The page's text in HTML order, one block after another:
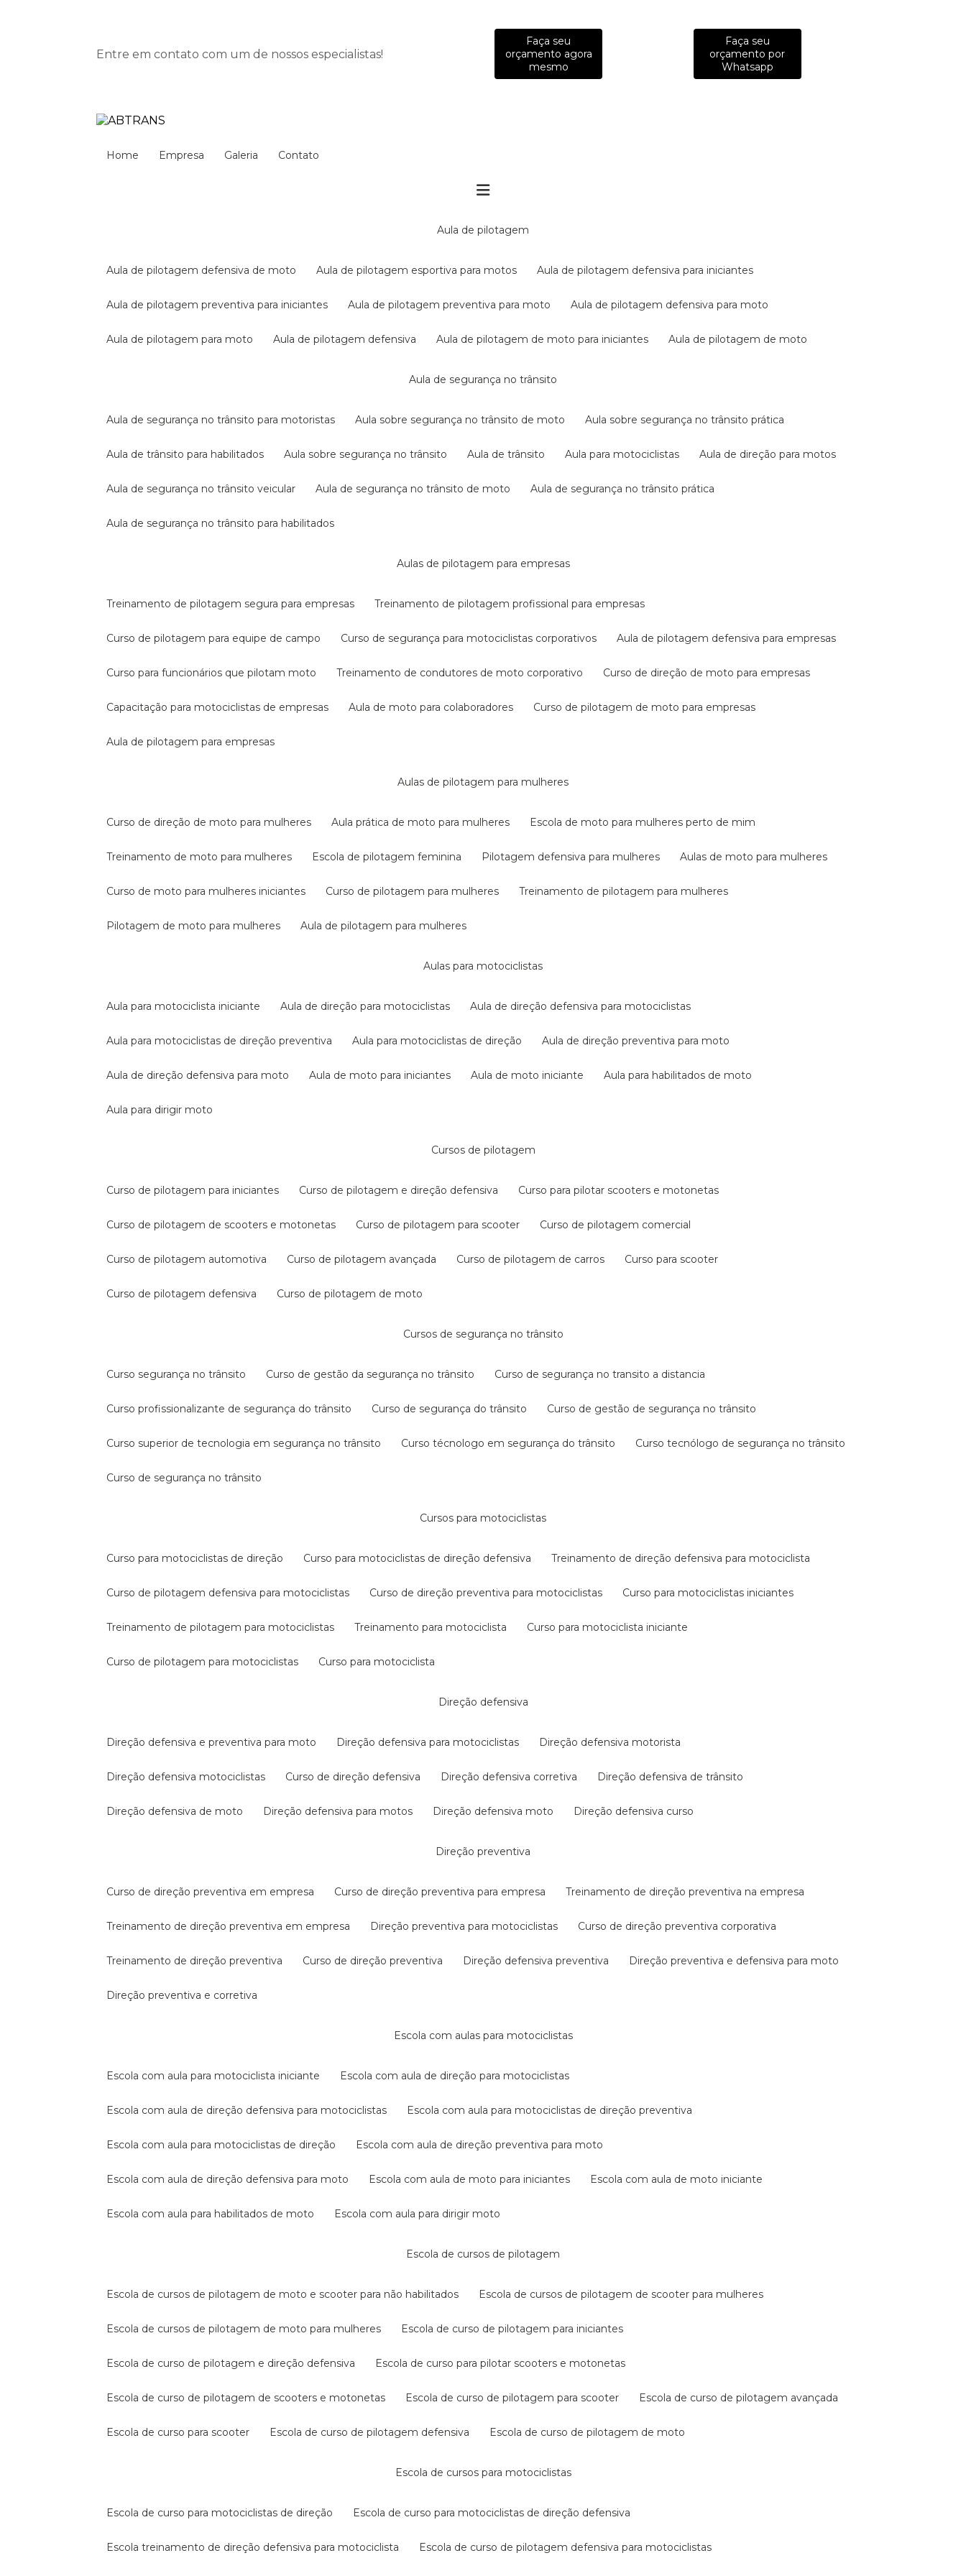
Entre em contato com um de nossos especialistas!
Faça seu
orçamento agora
mesmo
Faça seu
orçamento por
Whatsapp
Home Empresa Galeria Contato
aula de pilotagem
aula de pilotagem defensiva de moto aula de pilotagem esportiva para motos aula de pilotagem defensiva para iniciantes
aula de pilotagem preventiva para iniciantes aula de pilotagem preventiva para moto aula de pilotagem defensiva para moto
aula de pilotagem para moto aula de pilotagem defensiva aula de pilotagem de moto para iniciantes aula de pilotagem de moto
aula de segurança no trânsito
aula de segurança no trânsito para motoristas aula sobre segurança no trânsito de moto aula sobre segurança no trânsito prática
aula de trânsito para habilitados aula sobre segurança no trânsito aula de trânsito aula para motociclistas aula de direção para motos
aula de segurança no trânsito veicular aula de segurança no trânsito de moto aula de segurança no trânsito prática
aula de segurança no trânsito para habilitados
aulas de pilotagem para empresas
treinamento de pilotagem segura para empresas treinamento de pilotagem profissional para empresas
curso de pilotagem para equipe de campo curso de segurança para motociclistas corporativos aula de pilotagem defensiva para empresas
curso para funcionários que pilotam moto treinamento de condutores de moto corporativo curso de direção de moto para empresas
capacitação para motociclistas de empresas aula de moto para colaboradores curso de pilotagem de moto para empresas
aula de pilotagem para empresas
aulas de pilotagem para mulheres
curso de direção de moto para mulheres aula prática de moto para mulheres escola de moto para mulheres perto de mim
treinamento de moto para mulheres escola de pilotagem feminina pilotagem defensiva para mulheres aulas de moto para mulheres
curso de moto para mulheres iniciantes curso de pilotagem para mulheres treinamento de pilotagem para mulheres
pilotagem de moto para mulheres aula de pilotagem para mulheres
aulas para motociclistas
aula para motociclista iniciante aula de direção para motociclistas aula de direção defensiva para motociclistas
aula para motociclistas de direção preventiva aula para motociclistas de direção aula de direção preventiva para moto
aula de direção defensiva para moto aula de moto para iniciantes aula de moto iniciante aula para habilitados de moto
aula para dirigir moto
cursos de pilotagem
curso de pilotagem para iniciantes curso de pilotagem e direção defensiva curso para pilotar scooters e motonetas
curso de pilotagem de scooters e motonetas curso de pilotagem para scooter curso de pilotagem comercial
curso de pilotagem automotiva curso de pilotagem avançada curso de pilotagem de carros curso para scooter
curso de pilotagem defensiva curso de pilotagem de moto
cursos de segurança no trânsito
curso segurança no trânsito curso de gestão da segurança no trânsito curso de segurança no transito a distancia
curso profissionalizante de segurança do trânsito curso de segurança do trânsito curso de gestão de segurança no trânsito
curso superior de tecnologia em segurança no trânsito curso técnologo em segurança do trânsito curso tecnólogo de segurança no trânsito
curso de segurança no trânsito
cursos para motociclistas
curso para motociclistas de direção curso para motociclistas de direção defensiva treinamento de direção defensiva para motociclista
curso de pilotagem defensiva para motociclistas curso de direção preventiva para motociclistas curso para motociclistas iniciantes
treinamento de pilotagem para motociclistas treinamento para motociclista curso para motociclista iniciante
curso de pilotagem para motociclistas curso para motociclista
direção defensiva
direção defensiva e preventiva para moto direção defensiva para motociclistas direção defensiva motorista
direção defensiva motociclistas curso de direção defensiva direção defensiva corretiva direção defensiva de trânsito
direção defensiva de moto direção defensiva para motos direção defensiva moto direção defensiva curso
direção preventiva
curso de direção preventiva em empresa curso de direção preventiva para empresa treinamento de direção preventiva na empresa
treinamento de direção preventiva em empresa direção preventiva para motociclistas curso de direção preventiva corporativa
treinamento de direção preventiva curso de direção preventiva direção defensiva preventiva direção preventiva e defensiva para moto
direção preventiva e corretiva
escola com aulas para motociclistas
escola com aula para motociclista iniciante escola com aula de direção para motociclistas
escola com aula de direção defensiva para motociclistas escola com aula para motociclistas de direção preventiva
escola com aula para motociclistas de direção escola com aula de direção preventiva para moto
escola com aula de direção defensiva para moto escola com aula de moto para iniciantes escola com aula de moto iniciante
escola com aula para habilitados de moto escola com aula para dirigir moto
escola de cursos de pilotagem
escola de cursos de pilotagem de moto e scooter para não habilitados escola de cursos de pilotagem de scooter para mulheres
escola de cursos de pilotagem de moto para mulheres escola de curso de pilotagem para iniciantes
escola de curso de pilotagem e direção defensiva escola de curso para pilotar scooters e motonetas
escola de curso de pilotagem de scooters e motonetas escola de curso de pilotagem para scooter escola de curso de pilotagem avançada
escola de curso para scooter escola de curso de pilotagem defensiva escola de curso de pilotagem de moto
escola de cursos para motociclistas
escola de curso para motociclistas de direção escola de curso para motociclistas de direção defensiva
escola treinamento de direção defensiva para motociclista escola de curso de pilotagem defensiva para motociclistas